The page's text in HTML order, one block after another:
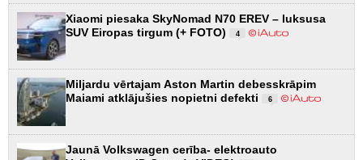
Xiaomi piesaka SkyNomad N70 EREV – luksusa
SUV Eiropas tirgum (+ FOTO)
4
Miljardu vērtajam Aston Martin debesskrāpim
Maiami atklājušies nopietni defekti
6
Jaunā Volkswagen cerība- elektroauto